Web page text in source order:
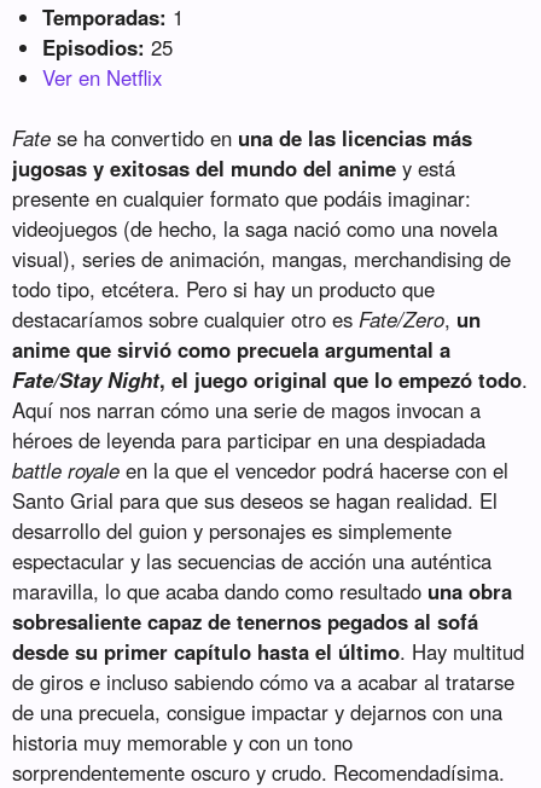
Temporadas: 1
Episodios: 25
Ver en Netflix
Fate se ha convertido en una de las licencias más
jugosas y exitosas del mundo del anime y está
presente en cualquier formato que podáis imaginar:
videojuegos (de hecho, la saga nació como una novela
visual), series de animación, mangas, merchandising de
todo tipo, etcétera. Pero si hay un producto que
destacaríamos sobre cualquier otro es Fate/Zero, un
anime que sirvió como precuela argumental a
Fate/Stay Night, el juego original que lo empezó todo.
Aquí nos narran cómo una serie de magos invocan a
héroes de leyenda para participar en una despiadada
battle royale en la que el vencedor podrá hacerse con el
Santo Grial para que sus deseos se hagan realidad. El
desarrollo del guion y personajes es simplemente
espectacular y las secuencias de acción una auténtica
maravilla, lo que acaba dando como resultado una obra
sobresaliente capaz de tenernos pegados al sofá
desde su primer capítulo hasta el último. Hay multitud
de giros e incluso sabiendo cómo va a acabar al tratarse
de una precuela, consigue impactar y dejarnos con una
historia muy memorable y con un tono
sorprendentemente oscuro y crudo. Recomendadísima.